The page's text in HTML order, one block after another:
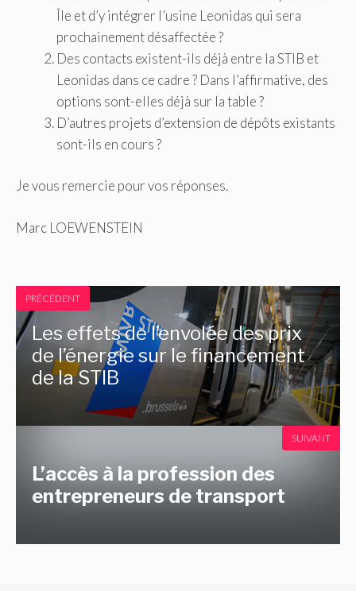
Île et d’y intégrer l’usine Leonidas qui sera
prochainement désaffectée ?
Des contacts existent-ils déjà entre la STIB et
Leonidas dans ce cadre ? Dans l’affirmative, des
options sont-elles déjà sur la table ?
D’autres projets d’extension de dépôts existants
sont-ils en cours ?
Je vous remercie pour vos réponses.
Marc LOEWENSTEIN
PRÉCÉDENT
Les effets de l’envolée des prix
de l’énergie sur le financement
de la STIB
L’accès à la profession des
entrepreneurs de transport
SUIVANT